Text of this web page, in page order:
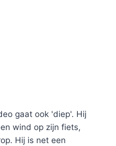
gaat ook 'diep'. Hij
wind op zijn fiets,
Hij is net een